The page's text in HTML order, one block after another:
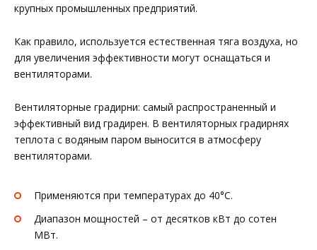
крупных промышленных предприятий.
Как правило, используется естественная тяга воздуха, но
для увеличения эффективности могут оснащаться и
вентиляторами.
Вентиляторные градирни: самый распространенный и
эффективный вид градирен. В вентиляторных градирнях
теплота с водяным паром выносится в атмосферу
вентиляторами.
Применяются при температурах до 40°С.
Диапазон мощностей – от десятков кВт до сотен
МВт.